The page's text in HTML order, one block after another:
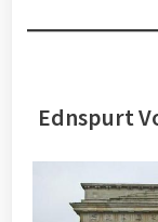
Ednspurt